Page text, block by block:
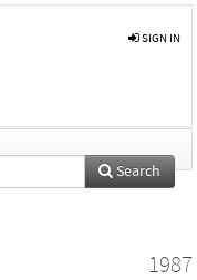
SIGN IN
Search
1987